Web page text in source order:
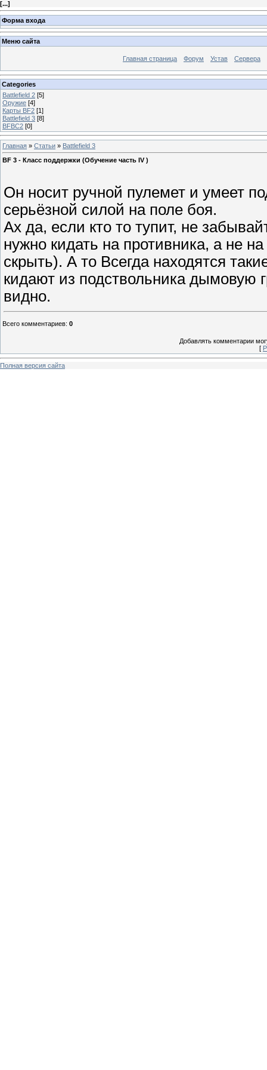
[...]
Форма входа
Меню сайта
Главная страница Форум Устав Сервера
Categories
Battlefield 2 [5]
Оружие [4]
Карты BF2 [1]
Battlefield 3 [8]
BFBC2 [0]
Главная » Статьи » Battlefield 3
BF 3 - Класс поддержки (Обучение часть IV )
Он носит ручной пулемет и умеет
серьёзной силой на поле боя.
Ах да, если кто то тупит, не
нужно кидать на противника, а не
скрыть). А то Всегда находятся
кидают из подствольника дымовую
видно.
Всего комментариев: 0
Добавлять комментарии
[
Полная версия сайта